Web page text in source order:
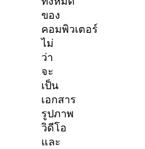
ของ
คอมพิวเตอร์
ไม่
ว่า
จะ
เป็น
เอกสาร
รูปภาพ
วิดีโอ
และ